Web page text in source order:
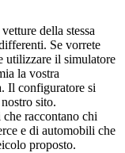
della stessa
Se vorrete
utilizzare il simulatore
la vostra
Il configuratore si
sito.
raccontano chi
e di automobili che
proposto.